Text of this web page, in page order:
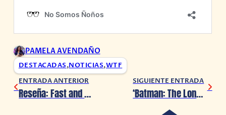
PAMELA AVENDAÑO
DESTACADAS,NOTICIAS,WTF
ENTRADA ANTERIOR
Reseña: Fast and Furious 9 (Sin Spoilers)
SIGUIENTE ENTRADA
‘Batman: The Long Halloween Parte 1’ todos los detalles de la nueva película